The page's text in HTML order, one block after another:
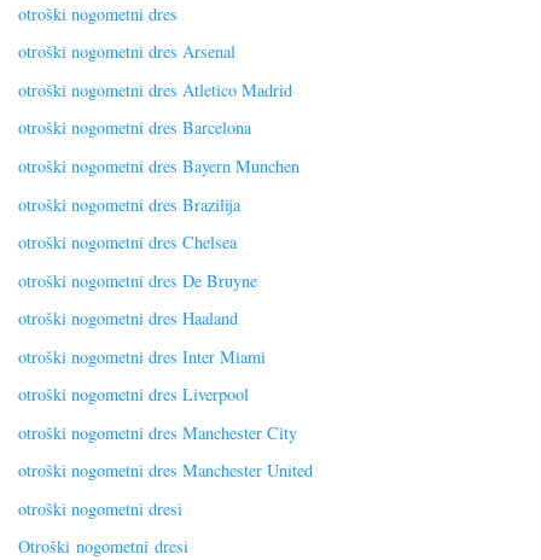
otroški nogometni dres
otroški nogometni dres Arsenal
otroški nogometni dres Atletico Madrid
otroški nogometni dres Barcelona
otroški nogometni dres Bayern Munchen
otroški nogometni dres Brazilija
otroški nogometni dres Chelsea
otroški nogometni dres De Bruyne
otroški nogometni dres Haaland
otroški nogometni dres Inter Miami
otroški nogometni dres Liverpool
otroški nogometni dres Manchester City
otroški nogometni dres Manchester United
otroški nogometni dresi
Otroški nogometni dresi